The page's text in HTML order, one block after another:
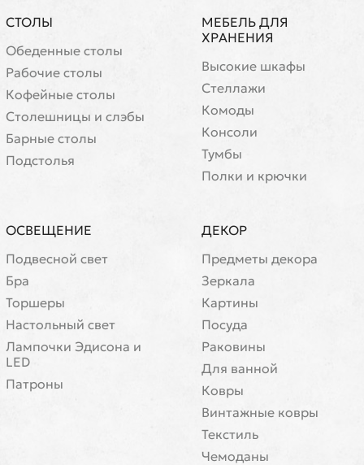
СТОЛЫ
Обеденные столы
Рабочие столы
Кофейные столы
Cтолешницы и слэбы
Барные столы
Подстолья
МЕБЕЛЬ ДЛЯ
ХРАНЕНИЯ
Высокие шкафы
Стеллажи
Комоды
Консоли
Тумбы
Полки и крючки
ОСВЕЩЕНИЕ
Подвесной свет
Бра
Торшеры
Настольный свет
Лампочки Эдисона и
LED
Патроны
ДЕКОР
Предметы декора
Зеркала
Картины
Посуда
Раковины
Для ванной
Ковры
Винтажные ковры
Текстиль
Чемоданы